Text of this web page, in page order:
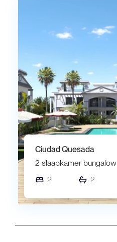
Ciudad Quesada
2 slaapkamer bungalow
2
2